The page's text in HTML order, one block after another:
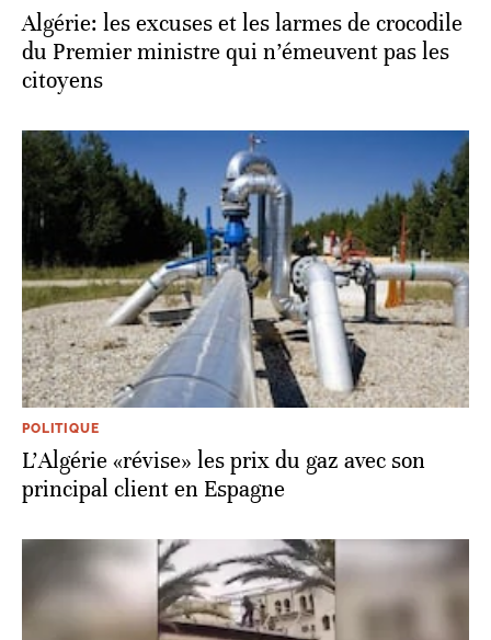
Algérie: les excuses et les larmes de crocodile
du Premier ministre qui n’émeuvent pas les
citoyens
POLITIQUE
L'Algérie «révise» les prix du gaz avec son
principal client en Espagne